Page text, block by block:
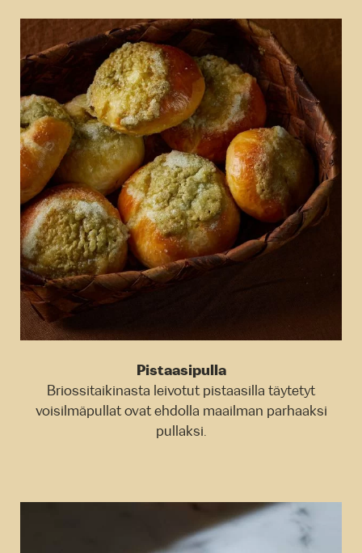
Pistaasipulla
Briossitaikinasta leivotut pistaasilla täytetyt
voisilmäpullat ovat ehdolla maailman parhaaksi
pullaksi.